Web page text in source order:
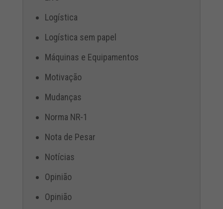
Logística
Logística sem papel
Máquinas e Equipamentos
Motivação
Mudanças
Norma NR-1
Nota de Pesar
Notícias
Opinião
Opinião